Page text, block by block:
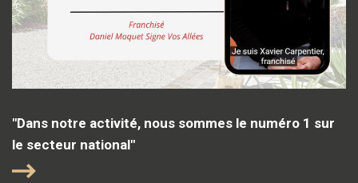
"Dans notre activité, nous sommes le numéro 1 sur
le secteur national"